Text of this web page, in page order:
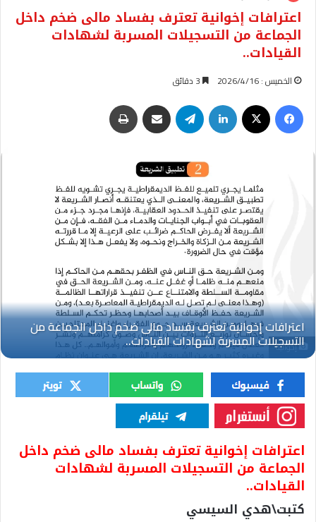
اعترافات إخوانية تعترف بفساد مالى ضخم داخل
الجماعة من التسجيلات المسربة لشهادات
القيادات..
الخميس : 2026/4/16
فيسبوك لينكدإن تيلقرام مشاركة عبر البريد
إخوانية
اعترافات إخوانية تعترف بفساد مالى ضخم داخل
الجماعة من التسجيلات المسربة لشهادات
القيادات..
كتبت\هدي السيسي